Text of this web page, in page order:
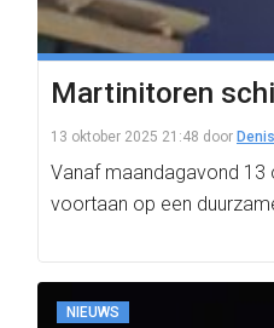
Martinitoren
13 oktober 2025 21:48 door
Vanaf maandagavond 13
voortaan op een
NIEUWS